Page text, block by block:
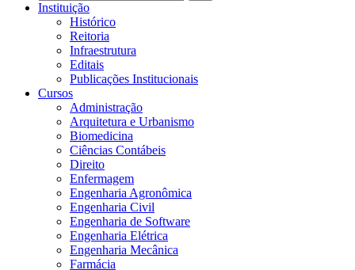
Instituição
Histórico
Reitoria
Infraestrutura
Editais
Publicações Institucionais
Cursos
Administração
Arquitetura e Urbanismo
Biomedicina
Ciências Contábeis
Direito
Enfermagem
Engenharia Agronômica
Engenharia Civil
Engenharia de Software
Engenharia Elétrica
Engenharia Mecânica
Farmácia